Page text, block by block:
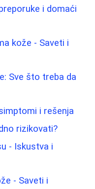
i domaći
kože - Saveti i
Sve što treba da
i rešenja
rizikovati?
- Iskustva i
- Saveti i